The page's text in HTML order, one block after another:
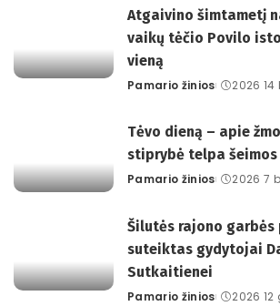
Atgaivino šimtametį
vaikų tėčio Povilo
vieną
Posted
Pamario žinios 2026 14
Tėvo dieną – apie
stiprybė telpa
Posted
Pamario žinios 2026 7
Šilutės rajono
suteiktas gydytojai
Sutkaitienei
Pamario žinios 2026 12